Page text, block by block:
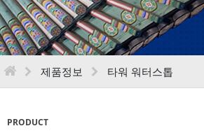
제품정보 타워 워터스톱
PRODUCT